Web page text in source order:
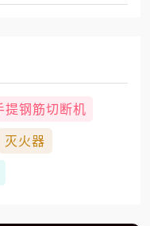
提钢筋切断机
灭火器